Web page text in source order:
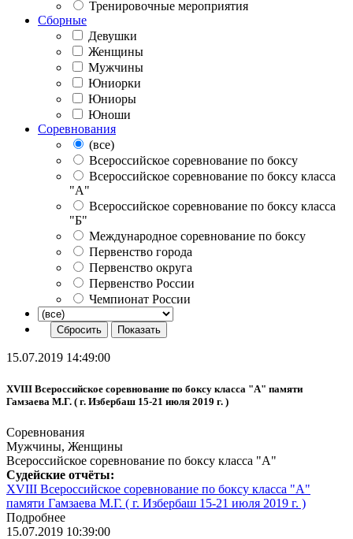
Тренировочные мероприятия
Сборные
Девушки
Женщины
Мужчины
Юниорки
Юниоры
Юноши
Соревнования
(все)
Всероссийское соревнование по боксу
Всероссийское соревнование по боксу класса
"А"
Всероссийское соревнование по боксу класса
"Б"
Международное соревнование по боксу
Первенство города
Первенство округа
Первенство России
Чемпионат России
15.07.2019 14:49:00
XVIII Всероссийское соревнование по боксу класса "А" памяти
Гамзаева М.Г. ( г. Избербаш 15-21 июля 2019 г. )
Соревнования
Мужчины, Женщины
Всероссийское соревнование по боксу класса "А"
Судейские отчёты:
XVIII Всероссийское соревнование по боксу класса "А"
памяти Гамзаева М.Г. ( г. Избербаш 15-21 июля 2019 г. )
Подробнее
15.07.2019 10:39:00